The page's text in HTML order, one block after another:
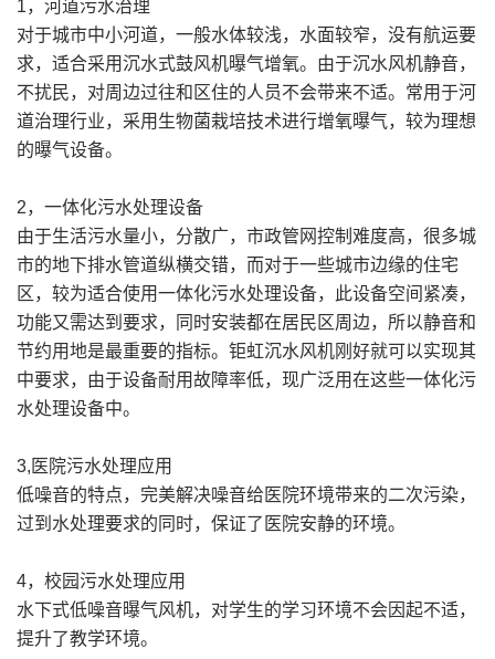
1，河道污水治理
对于城市中小河道，一般水体较浅，水面较窄，没有航运要
求，适合采用沉水式鼓风机曝气增氧。由于沉水风机静音，
不扰民，对周边过往和区住的人员不会带来不适。常用于河
道治理行业，采用生物菌栽培技术进行增氧曝气，较为理想
的曝气设备。
2，一体化污水处理设备
由于生活污水量小，分散广，市政管网控制难度高，很多城
市的地下排水管道纵横交错，而对于一些城市边缘的住宅
区，较为适合使用一体化污水处理设备，此设备空间紧凑，
功能又需达到要求，同时安装都在居民区周边，所以静音和
节约用地是最重要的指标。钜虹沉水风机刚好就可以实现其
中要求，由于设备耐用故障率低，现广泛用在这些一体化污
水处理设备中。
3,医院污水处理应用
低噪音的特点，完美解决噪音给医院环境带来的二次污染，
过到水处理要求的同时，保证了医院安静的环境。
4，校园污水处理应用
水下式低噪音曝气风机，对学生的学习环境不会因起不适，
提升了教学环境。